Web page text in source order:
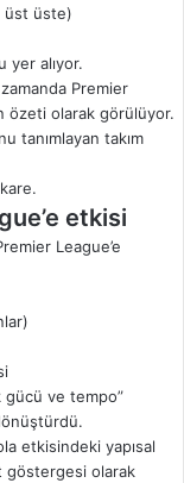
üst üste)
yer alıyor.
Premier
özeti olarak görülüyor.
tanımlayan takım
etkisi
League’e
ve tempo”
etkisindeki yapısal
göstergesi olarak